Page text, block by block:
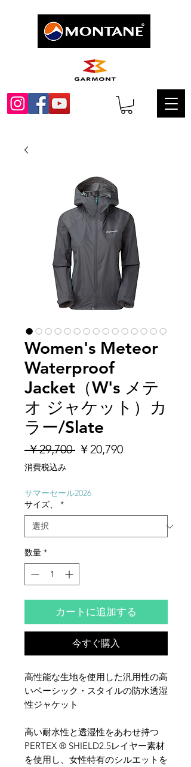
Women's Meteor
Waterproof
Jacket（W's メテ
オ ジャケット）カ
ラー/Slate
￥29,700 通
格
￥20,790セ
消費税込み
サマーセール2026
サイズ、
*
数量 *
カートに追加する
今すぐ購入
高性能な生地を使用した汎用性の高
いベーシック・スタイルの防水透湿
性ジャケット
高い耐水性と透湿性をあわせ持つ
PERTEX ® SHIELD2.5レイヤー素材
を使用し、女性特有のシルエットを